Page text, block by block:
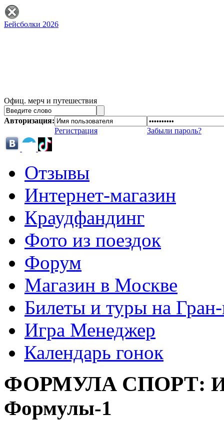
Бейсболки 2026
Офиц. мерч и путешествия
Авторизация:
Регистрация
Забыли пароль?
Отзывы
Интернет-магазин
Краудфандинг
Фото из поездок
Форум
Магазин в Москве
Билеты и туры на
Игра Менеджер
Календарь гонок
ФОРМУЛА СПОРТ:
Формулы-1